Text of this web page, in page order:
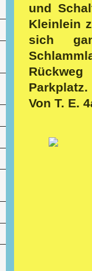
und
Kleinlein
sich
Parkplatz.
Von T. E.